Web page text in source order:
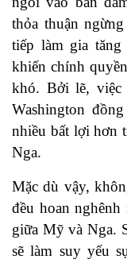
thỏa thuận
tiếp làm gia
khiến chính
khó. Bởi lẽ, việc
Washington
nhiều bất lợi hơn
Nga.
Mặc dù vậy,
đều hoan
giữa Mỹ và Nga.
sẽ làm suy yếu